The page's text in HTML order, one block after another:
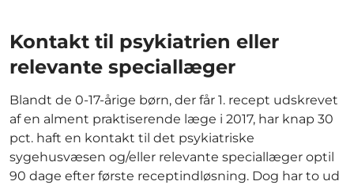
Kontakt til psykiatrien eller
relevante speciallæger
Blandt de 0-17-årige børn, der får 1. recept udskrevet
af en alment praktiserende læge i 2017, har knap 30
pct. haft en kontakt til det psykiatriske
sygehusvæsen og/eller relevante speciallæger optil
90 dage efter første receptindløsning. Dog har to ud